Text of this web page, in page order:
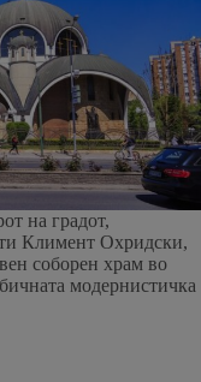
на градот,
Климент Охридски,
соборен храм во
модернистичка